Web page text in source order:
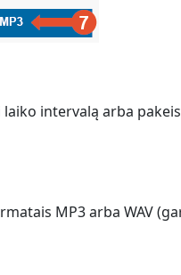
intervalą arba
MP3 arba WAV